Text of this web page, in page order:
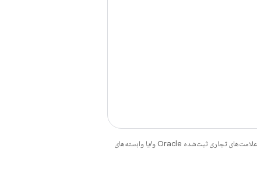
هستند. جاوا و OpenJDK علامت‌های تجاری یا علامت‌های تجاری ثبت‌شده Oracle و/یا وابسته‌های